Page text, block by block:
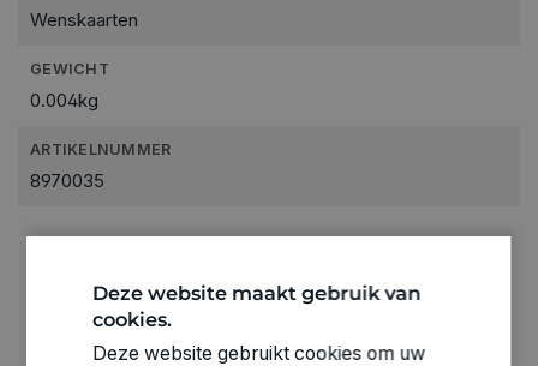
Wenskaarten
GEWICHT
0.004kg
ARTIKELNUMMER
8970035
Deze website maakt gebruik van
cookies.
Deze website gebruikt cookies om uw